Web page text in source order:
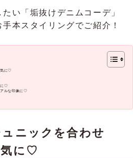
い「垢抜けデニムコーデ」
本スタイリングでご紹介！
気に♡
に♡
アルな印象に♡
ニックを合わせ
気に♡